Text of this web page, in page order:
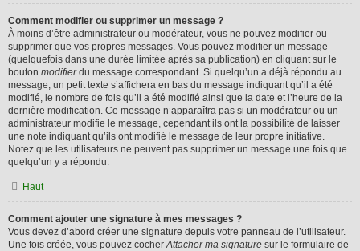
Comment modifier ou supprimer un message ?
À moins d’être administrateur ou modérateur, vous ne pouvez modifier ou
supprimer que vos propres messages. Vous pouvez modifier un message
(quelquefois dans une durée limitée après sa publication) en cliquant sur le
bouton modifierdu message correspondant. Si quelqu’un a déjà répondu au
message, un petit texte s’affichera en bas du message indiquant qu’il a été
modifié, le nombre de fois qu’il a été modifié ainsi que la date et l’heure de la
dernière modification. Ce message n’apparaîtra pas si un modérateur ou un
administrateur modifie le message, cependant ils ont la possibilité de laisser
une note indiquant qu’ils ont modifié le message de leur propre initiative.
Notez que les utilisateurs ne peuvent pas supprimer un message une fois que
quelqu’un y a répondu.
Haut
Comment ajouter une signature à mes messages ?
Vous devez d’abord créer une signature depuis votre panneau de l’utilisateur.
Une fois créée, vous pouvez cocherAttacher ma signature sur le formulaire de